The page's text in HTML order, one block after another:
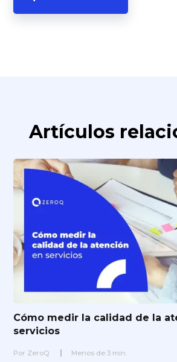
Artículos
Cómo medir la calidad de la
servicios
Por ZeroQ Menos de 3 min.